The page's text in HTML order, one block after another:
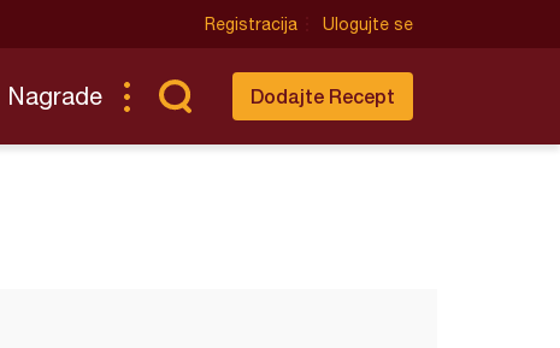
Registracija Ulogujte se
Nagrade Dodajte Recept